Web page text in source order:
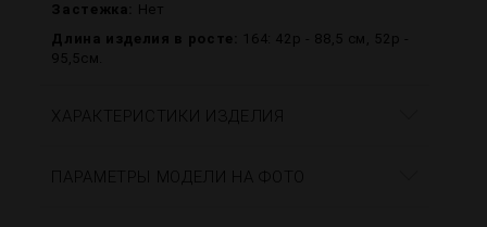
Застежка:
Нет
Длина изделия в росте:
164: 42р - 88,5 см, 52р -
95,5см.
ХАРАКТЕРИСТИКИ ИЗДЕЛИЯ
ПАРАМЕТРЫ МОДЕЛИ НА ФОТО